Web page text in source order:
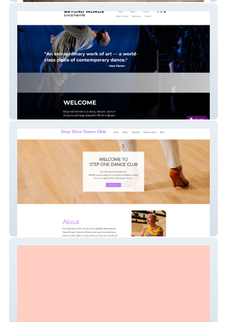
Beyond Words Dance & Theatre
Step One Dance Club